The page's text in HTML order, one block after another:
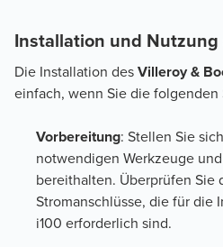
Installation und Nutzung
Die Installation desVilleroy &
einfach, wenn Sie die
Vorbereitung: Stellen Sie
notwendigen Werkzeuge
bereithalten. Überprüfen Sie
Stromanschlüsse, die für die
i100 erforderlich sind.